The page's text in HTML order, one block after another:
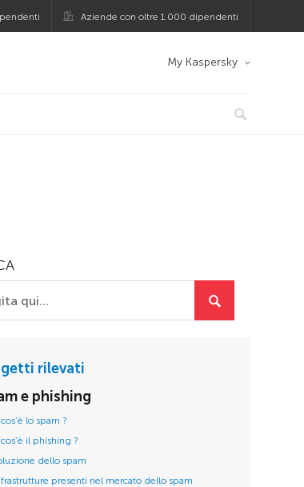
Aziende con oltre 1.000 dipendenti
My Kaspersky
rilevati
e phishing
lo spam ?
il phishing ?
dello spam
presenti nel mercato dello spam